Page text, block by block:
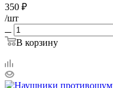
350 ₽
/шт
В корзину